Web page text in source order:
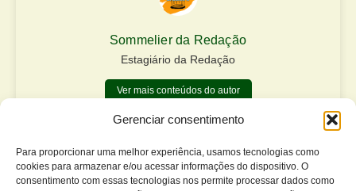
Gerenciar consentimento
Para proporcionar uma melhor experiência, usamos tecnologias como
cookies para armazenar e/ou acessar informações do dispositivo. O
consentimento com essas tecnologias nos permite processar dados como
Sommelier da Redação
Estagiário da Redação
Ver mais conteúdos do autor